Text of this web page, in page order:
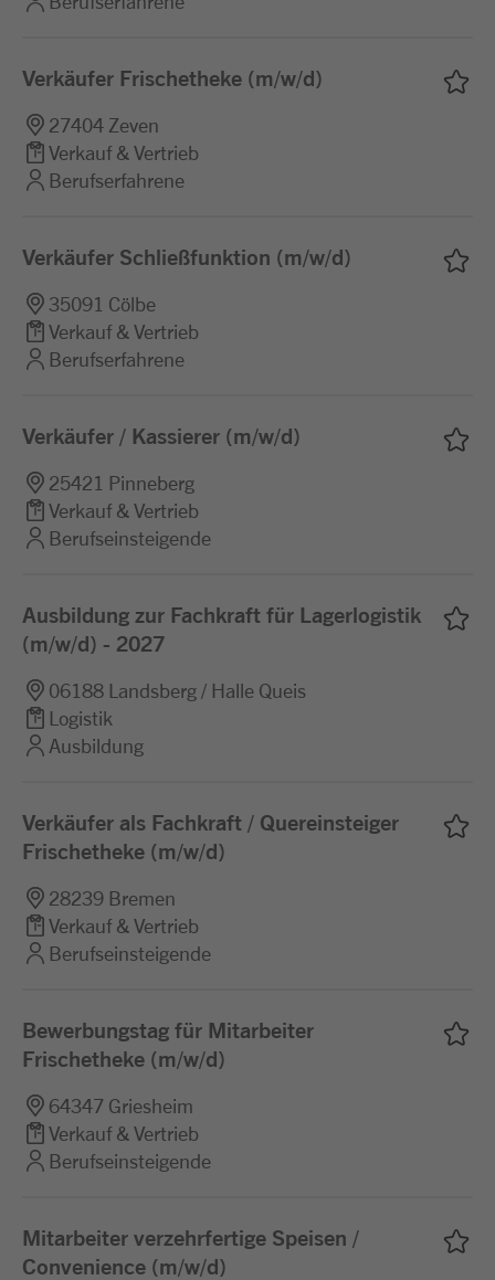
Verkäufer Frischetheke (m/w/d)
27404 Zeven
Verkauf & Vertrieb
Berufserfahrene
Verkäufer Schließfunktion (m/w/d)
35091 Cölbe
Verkauf & Vertrieb
Berufserfahrene
Verkäufer / Kassierer (m/w/d)
25421 Pinneberg
Verkauf & Vertrieb
Berufseinsteigende
Ausbildung zur Fachkraft für Lagerlogistik
(m/w/d) - 2027
06188 Landsberg / Halle Queis
Logistik
Ausbildung
Verkäufer als Fachkraft / Quereinsteiger
Frischetheke (m/w/d)
28239 Bremen
Verkauf & Vertrieb
Berufseinsteigende
Bewerbungstag für Mitarbeiter
Frischetheke (m/w/d)
64347 Griesheim
Verkauf & Vertrieb
Berufseinsteigende
Mitarbeiter verzehrfertige Speisen /
Convenience (m/w/d)